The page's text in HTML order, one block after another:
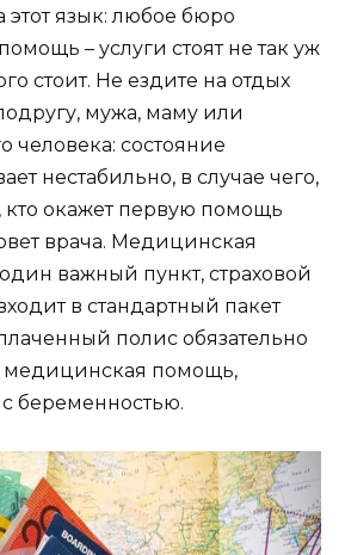
этот язык: любое бюро
– услуги стоят не так уж
стоит. Не ездите на отдых
мужа, маму или
человека: состояние
нестабильно, в случае чего,
кто окажет первую помощь
врача. Медицинская
важный пункт, страховой
в стандартный пакет
полис обязательно
медицинская помощь,
с беременностью.